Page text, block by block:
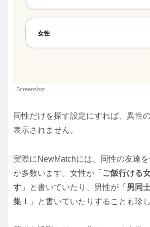
Screenshot
同性だけを探す設定にすれば、異性
表示されません。
実際にNewMatchには、同性の友達
が多数います。女性が「 ご飯行ける
す 」と書いていたり、男性が「 男同
集！
」と書いていたりすることも珍